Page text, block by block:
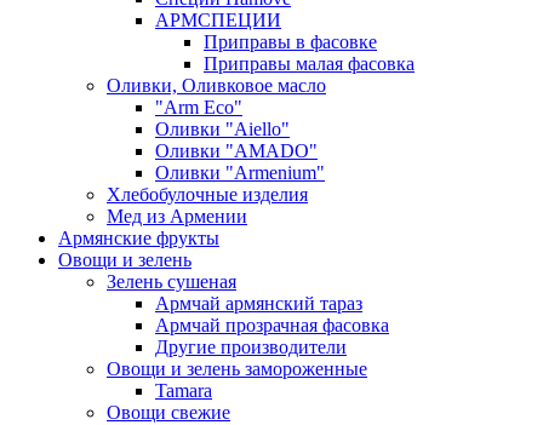
АРМСПЕЦИИ
Приправы в фасовке
Приправы малая фасовка
Оливки, Оливковое масло
"Arm Eco"
Оливки "Aiello"
Оливки "AMADO"
Оливки "Armenium"
Хлебобулочные изделия
Мед из Армении
Армянские фрукты
Овощи и зелень
Зелень сушеная
Армчай армянский тараз
Армчай прозрачная фасовка
Другие производители
Овощи и зелень замороженные
Tamara
Овощи свежие